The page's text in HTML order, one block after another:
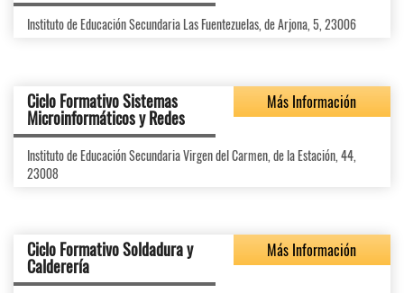
Instituto de Educación Secundaria Las Fuentezuelas, de Arjona, 5, 23006
Ciclo Formativo Sistemas
Microinformáticos y Redes
Más Información
Instituto de Educación Secundaria Virgen del Carmen, de la Estación, 44,
23008
Ciclo Formativo Soldadura y
Calderería
Más Información